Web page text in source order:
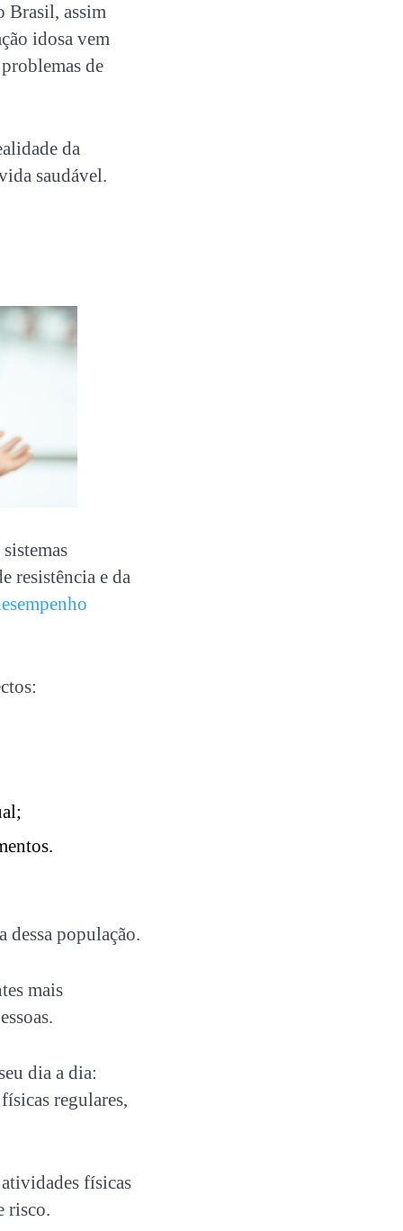
Brasil, assim
idosa vem
de
da
saudável.
resistência e da
dessa população.
mais
dia a dia:
regulares,
físicas
risco.